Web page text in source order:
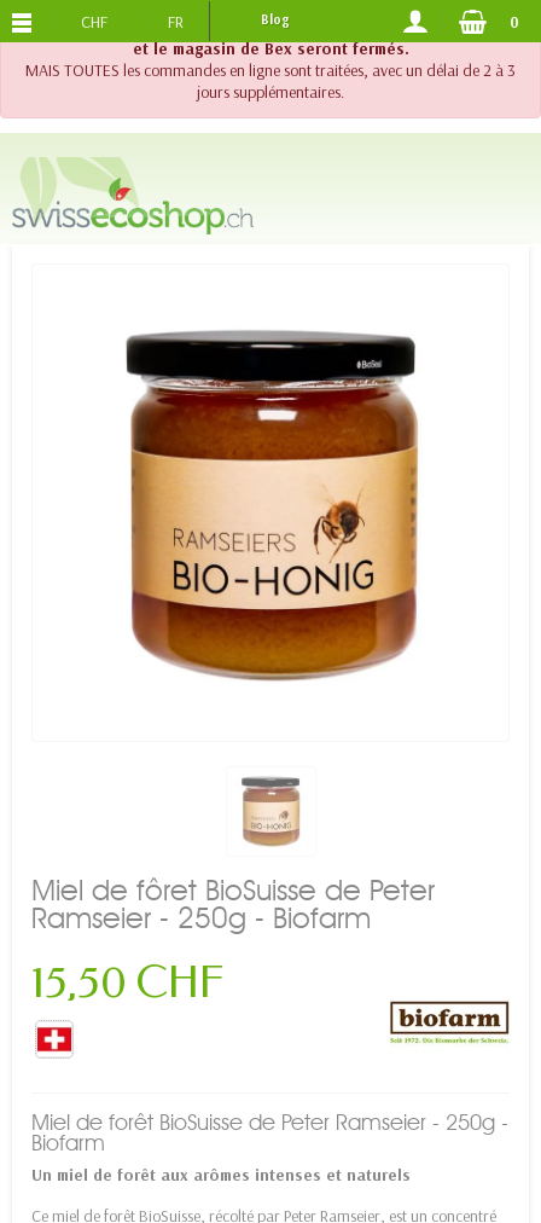
!! Important !! Jusqu'au 20 août 2026, le support téléphonique
et le magasin de Bex seront fermés.
MAIS TOUTES les commandes en ligne sont traitées, avec un délai de 2 à 3
jours supplémentaires.
PORTS OFFERTS DES 120.-
CHF FR Blog 0
Miel de fôret BioSuisse de Peter
Ramseier - 250g - Biofarm
15,50 CHF
Miel de forêt BioSuisse de Peter Ramseier - 250g -
Biofarm
Un miel de forêt aux arômes intenses et naturels
Ce miel de forêt BioSuisse, récolté par Peter Ramseier, est un concentré